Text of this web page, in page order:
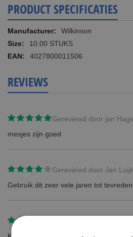
PRODUCT SPECIFICATIES
Meer
informatie
Wilkinson
10.00 STUKS
4027800011506
REVIEWS
Gereviewd door jan
mesjes zijn goed
Gereviewd door Jan
Gebruik dit zeer vele jaren tot